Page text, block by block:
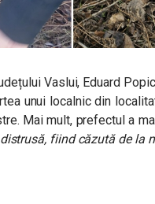
Vaslui, Eduard
unui localnic din
Mai mult, prefectul a
fiind căzută de la